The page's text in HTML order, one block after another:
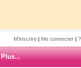
M'inscrire | Me connecter |
Plus...